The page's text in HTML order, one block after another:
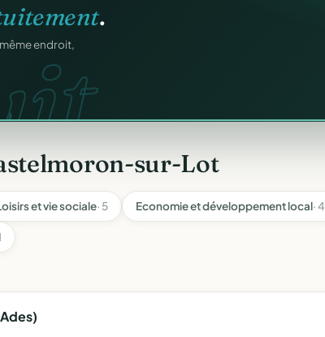
fini les
sur-Lot
et vie sociale· 5 Economie et développement local· 4